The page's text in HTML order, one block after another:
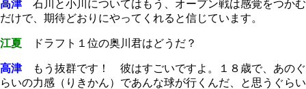
高津石川と小川についてはもう、オープン戦は感覚をつかむ
だけで、期待どおりにやってくれると信じています。
江夏 ドラフト１位の奥川君はどうだ？
高津もう抜群です！ 彼はすごいですよ。１８歳で、あのぐ
らいの力感（りきかん）であんな球が行くんだ、と思うぐらい